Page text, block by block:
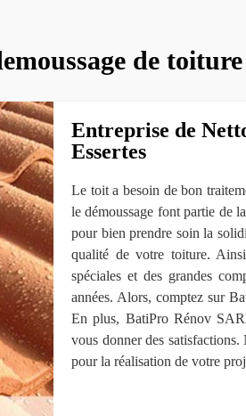
de toiture
Entreprise de
Essertes
Le toit a besoin de bon
le démoussage font partie de
pour bien prendre soin la
qualité de votre toiture.
spéciales et des grandes
années. Alors, comptez sur
En plus, BatiPro Rénov
vous donner des
pour la réalisation de votre